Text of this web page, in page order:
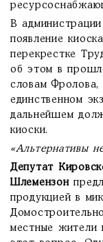
В
появление
перекрестке
об этом в
словам Фролова,
единственном
дальнейшем
киоски.
«Альтернативы
Депутат
Шлемензон
продукцией в
местные жители